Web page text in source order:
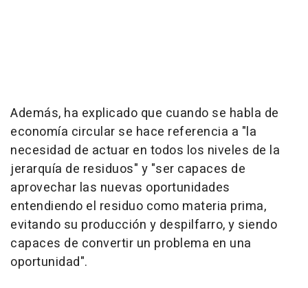
Además, ha explicado que cuando se habla de
economía circular se hace referencia a "la
necesidad de actuar en todos los niveles de la
jerarquía de residuos" y "ser capaces de
aprovechar las nuevas oportunidades
entendiendo el residuo como materia prima,
evitando su producción y despilfarro, y siendo
capaces de convertir un problema en una
oportunidad".